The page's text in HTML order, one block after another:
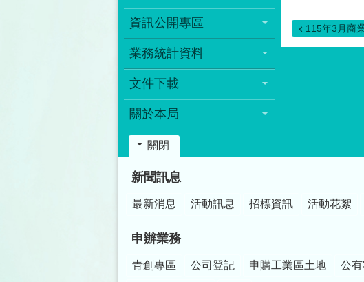
資訊公開專區
業務統計資料
文件下載
關於本局
115年3月商
關閉
新聞訊息
最新消息 活動訊息 招標資訊 活動花絮
申辦業務
青創專區 公司登記 申購工業區土地 公